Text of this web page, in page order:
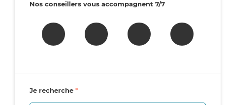
Nos conseillers vous accompagnent 7/7
Je recherche